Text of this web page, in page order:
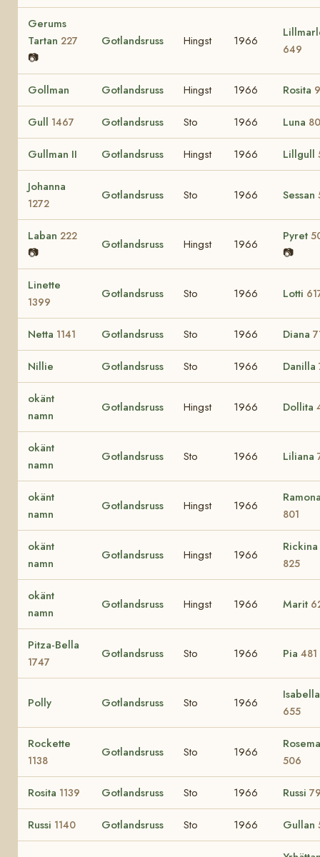
Gerums
Tartan 227
📷
Gotlandsruss Hingst 1966
649
Gollman Gotlandsruss Hingst 1966 Rosita
Gull 1467 Gotlandsruss Sto 1966 Luna
Gullman II Gotlandsruss Hingst 1966 Lillgull
Johanna
1272
Gotlandsruss Sto 1966 Sessan
Laban 222
📷
Gotlandsruss Hingst 1966
Pyret
📷
Linette
1399
Gotlandsruss Sto 1966 Lotti
Netta 1141 Gotlandsruss Sto 1966 Diana
Nillie Gotlandsruss Sto 1966 Danilla
okänt
namn
Gotlandsruss Hingst 1966 Dollita
okänt
namn
Gotlandsruss Sto 1966 Liliana
okänt
namn
Gotlandsruss Hingst 1966
801
okänt
namn
Gotlandsruss Hingst 1966
Rickina
825
okänt
namn
Gotlandsruss Hingst 1966 Marit
Pitza-Bella
1747
Gotlandsruss Sto 1966 Pia 481
Polly Gotlandsruss Sto 1966
Isabella
655
Rockette
1138
Gotlandsruss Sto 1966
506
Rosita 1139 Gotlandsruss Sto 1966 Russi
Russi 1140 Gotlandsruss Sto 1966 Gullan